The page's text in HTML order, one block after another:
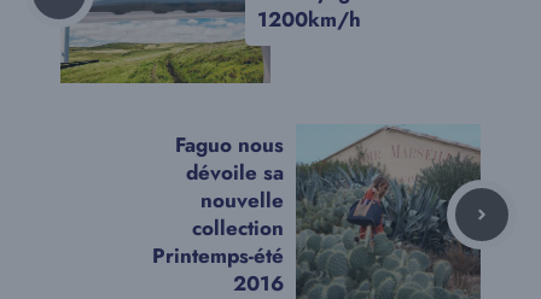
1200km/h
Faguo nous
dévoile sa
nouvelle
collection
Printemps-été
2016